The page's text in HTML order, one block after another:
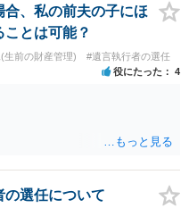
・・お子さんの事をまで含め良
と言えば当然のことです。 彼
名字は変えたくない・・・養
になります。 しかし 彼は成人
子、全て平等にしたいと希
ます。 ・・・婚姻前の契約 あ
する方法はあります。 弁護
、私の前夫の子にほ
とは可能？
生前の財産管理) #遺言執行者の選任
役にたった 4
の選任について